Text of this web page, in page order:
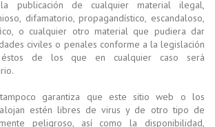
publicación de cualquier material ilegal,
difamatorio, propagandístico, escandaloso,
o cualquier otro material que pudiera dar
civiles o penales conforme a la legislación
éstos de los que en cualquier caso será
tampoco garantiza que este sitio web o los
estén libres de virus y de otro tipo de
peligroso, así como la disponibilidad,